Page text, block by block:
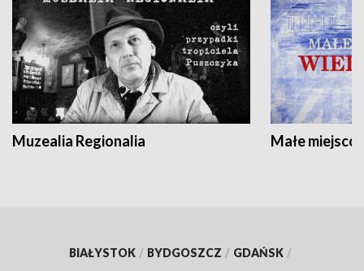
Muzealia Regionalia Małe
BIAŁYSTOK / BYDGOSZCZ / GDAŃSK /